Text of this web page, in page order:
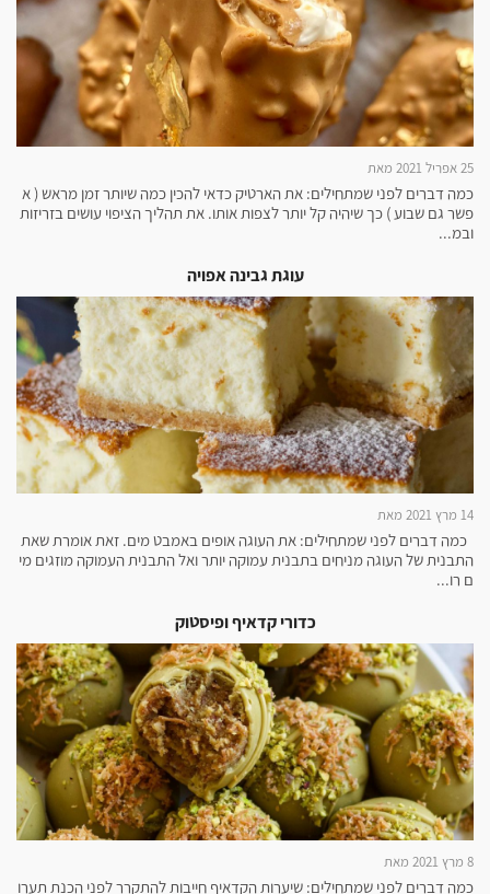
25 אפריל 2021 מאת
כמה דברים לפני שמתחילים: את הארטיק כדאי להכין כמה שיותר זמן מראש ( א
פשר גם שבוע ) כך שיהיה קל יותר לצפות אותו. את תהליך הציפוי עושים בזריזות
ובמ...
עוגת גבינה אפויה
14 מרץ 2021 מאת
כמה דברים לפני שמתחילים: את העוגה אופים באמבט מים. זאת אומרת שאת
התבנית של העוגה מניחים בתבנית עמוקה יותר ואל התבנית העמוקה מוזגים מי
ם רו...
כדורי קדאיף ופיסטוק
8 מרץ 2021 מאת
כמה דברים לפני שמתחילים: שיערות הקדאיף חייבות להתקרר לפני הכנת תערו